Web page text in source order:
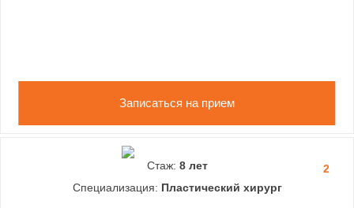
Записаться на прием
2
Стаж: 8 лет
Специализация: Пластический хирург